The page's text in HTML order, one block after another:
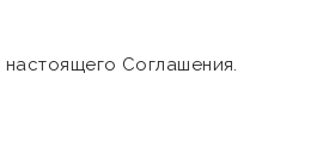
Соглашения.